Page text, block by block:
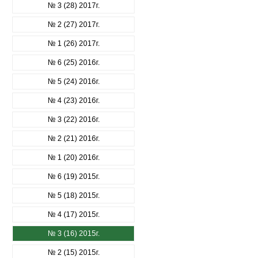
№ 3 (28) 2017г.
№ 2 (27) 2017г.
№ 1 (26) 2017г.
№ 6 (25) 2016г.
№ 5 (24) 2016г.
№ 4 (23) 2016г.
№ 3 (22) 2016г.
№ 2 (21) 2016г.
№ 1 (20) 2016г.
№ 6 (19) 2015г.
№ 5 (18) 2015г.
№ 4 (17) 2015г.
№ 3 (16) 2015г.
№ 2 (15) 2015г.